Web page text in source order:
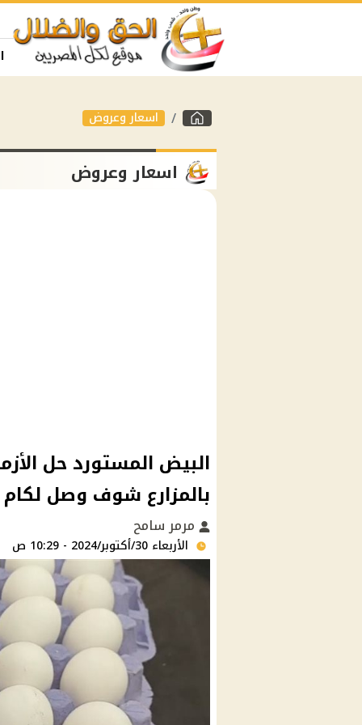
اسعار وعروض
اسعار وعروض
البيض المستورد حل
بالمزارع شوف وصل لكام
مرمر سامح
الأربعاء 30/أكتوبر/2024 - 10:29 ص